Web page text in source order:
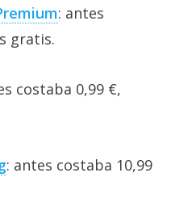
: antes
gratis.
costaba 0,99 €,
: antes costaba 10,99